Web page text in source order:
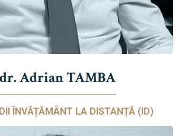
Adrian TAMBA
ÎNVĂȚĂMÂNT LA DISTANȚĂ (ID)